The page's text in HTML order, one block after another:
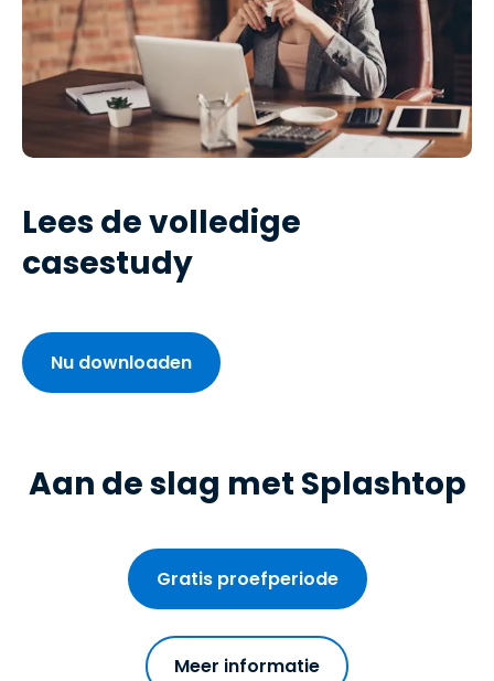
Lees de volledige
casestudy
Nu downloaden
Aan de slag met Splashtop
Gratis proefperiode
Meer informatie